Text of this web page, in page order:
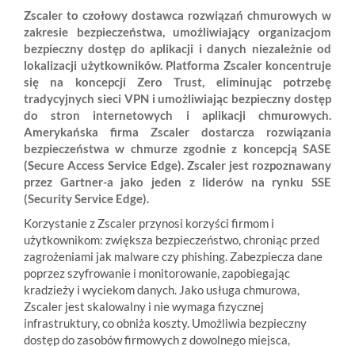
Zscaler to czołowy dostawca rozwiązań chmurowych w
zakresie bezpieczeństwa, umożliwiający organizacjom
bezpieczny dostęp do aplikacji i danych niezależnie od
lokalizacji użytkowników. Platforma Zscaler koncentruje
się na koncepcji Zero Trust, eliminując potrzebę
tradycyjnych sieci VPN i umożliwiając bezpieczny dostęp
do stron internetowych i aplikacji chmurowych.
Amerykańska firma Zscaler dostarcza rozwiązania
bezpieczeństwa w chmurze zgodnie z koncepcją SASE
(Secure Access Service Edge). Zscaler jest rozpoznawany
przez Gartner-a jako jeden z liderów na rynku SSE
(Security Service Edge).
Korzystanie z Zscaler przynosi korzyści firmom i
użytkownikom: zwiększa bezpieczeństwo, chroniąc przed
zagrożeniami jak malware czy phishing. Zabezpiecza dane
poprzez szyfrowanie i monitorowanie, zapobiegając
kradzieży i wyciekom danych. Jako usługa chmurowa,
Zscaler jest skalowalny i nie wymaga fizycznej
infrastruktury, co obniża koszty. Umożliwia bezpieczny
dostęp do zasobów firmowych z dowolnego miejsca,